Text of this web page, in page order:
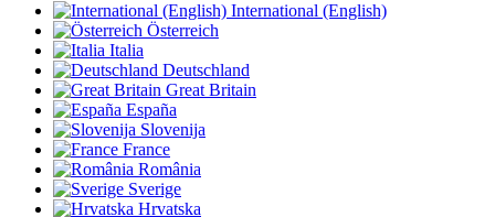
International (English)
Österreich
Italia
Deutschland
Great Britain
España
Slovenija
France
România
Sverige
Hrvatska